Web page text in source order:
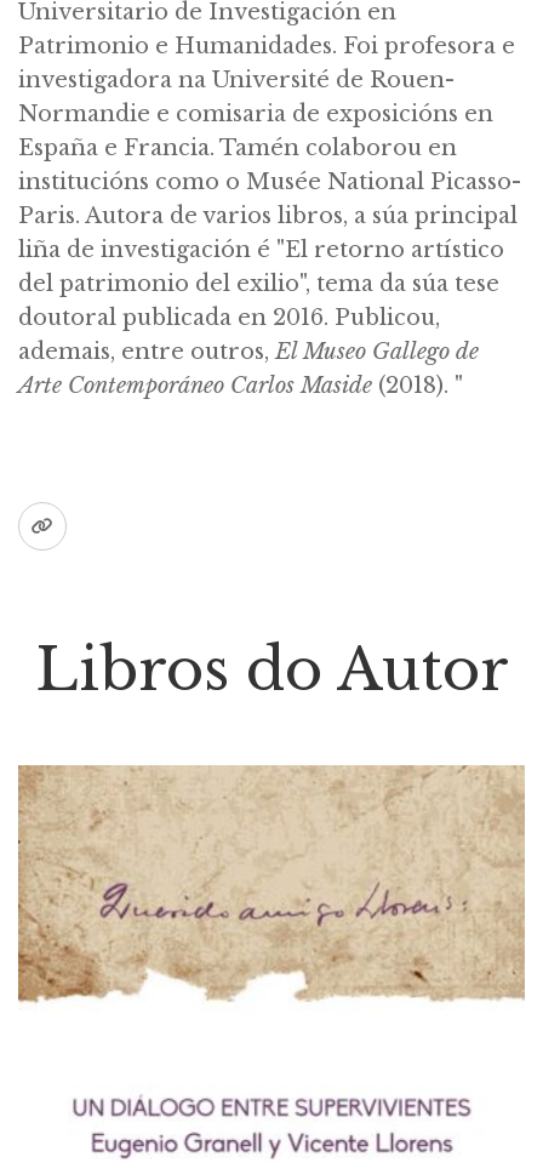
Universitario de Investigación en
Patrimonio e Humanidades. Foi profesora e
investigadora na Université de Rouen-
Normandie e comisaria de exposicións en
España e Francia. Tamén colaborou en
institucións como o Musée National Picasso-
Paris. Autora de varios libros, a súa principal
liña de investigación é "El retorno artístico
del patrimonio del exilio", tema da súa tese
doutoral publicada en 2016. Publicou,
ademais, entre outros,El Museo Gallego de
Arte Contemporáneo Carlos Maside (2018). "
Libros do Autor